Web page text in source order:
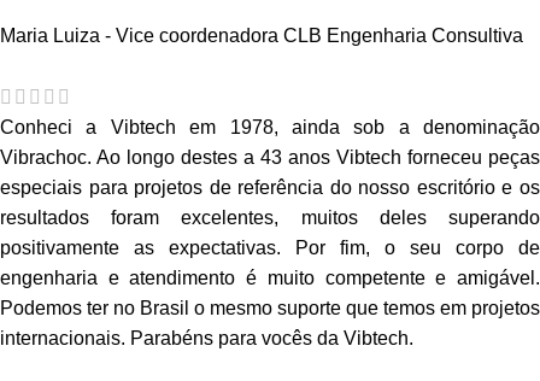
Maria Luiza - Vice coordenadora CLB Engenharia Consultiva
Conheci a Vibtech em 1978, ainda sob a denominação
Vibrachoc. Ao longo destes a 43 anos Vibtech forneceu peças
especiais para projetos de referência do nosso escritório e os
resultados foram excelentes, muitos deles superando
positivamente as expectativas. Por fim, o seu corpo de
engenharia e atendimento é muito competente e amigável.
Podemos ter no Brasil o mesmo suporte que temos em projetos
internacionais. Parabéns para vocês da Vibtech.